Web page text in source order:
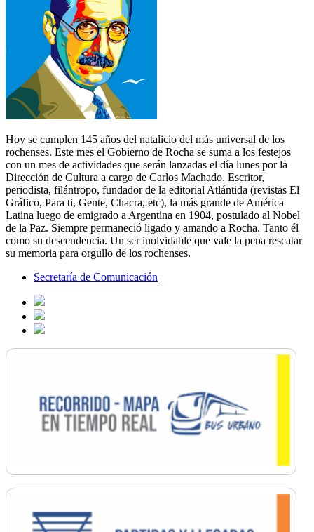
Hoy se cumplen 145 años del natalicio del más universal de los
rochenses. Este mes el Gobierno de Rocha se suma a los festejos
con un mes de actividades que serán lanzadas el día lunes por la
Dirección de Cultura a cargo de Carlos Machado. Escritor,
periodista, filántropo, fundador de la editorial Atlántida (revistas El
Gráfico, Para ti, Gente, Chacra, etc), la más grande de América
Latina luego de emigrado a Argentina en 1904, postulado al Nobel
de la Paz. Siempre permaneció ligado y amando a Rocha. Tanto él
como su descendencia. Un ser inolvidable que vale la pena rescatar
su memoria para orgullo de los rochenses.
Secretaría de Comunicación